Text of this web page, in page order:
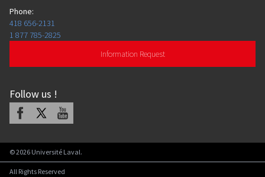
Phone:
418 656-2131
1 877 785-2825
Information Request
Follow us !
Facebook Youtube
©2026 Université Laval.
All Rights Reserved